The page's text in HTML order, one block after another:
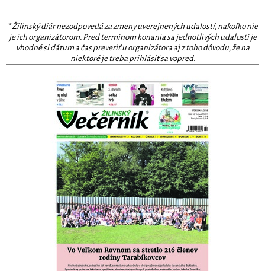
* Žilinský diár nezodpovedá za zmeny uverejnených udalostí, nakoľko nie
je ich organizátorom. Pred termínom konania sa jednotlivých udalostí je
vhodné si dátum a čas preveriť u organizátora aj z toho dôvodu, že na
niektoré je treba prihlásiť sa vopred.